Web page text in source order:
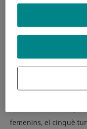
femenins, el cinquè